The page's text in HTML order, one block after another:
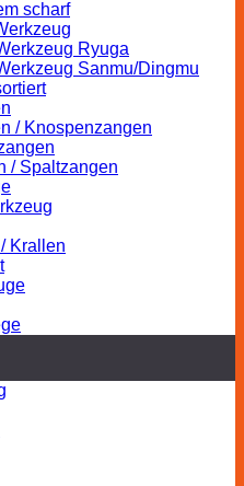
scharf
Ryuga
Sanmu/Dingmu
/ Knospenzangen
/ Spaltzangen
Krallen